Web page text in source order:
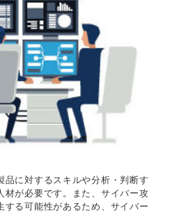
品に対するスキルや分析・判断す
材が必要です。また、サイバー攻
する可能性があるため、サイバー